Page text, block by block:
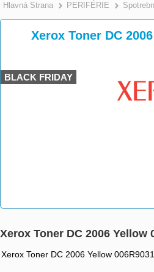
Hlavná Strana >
PERIFÉRIE
Xerox Toner DC
BLACK FRIDAY
Xerox Toner DC 2006 Yellow
Xerox Toner DC 2006 Yellow